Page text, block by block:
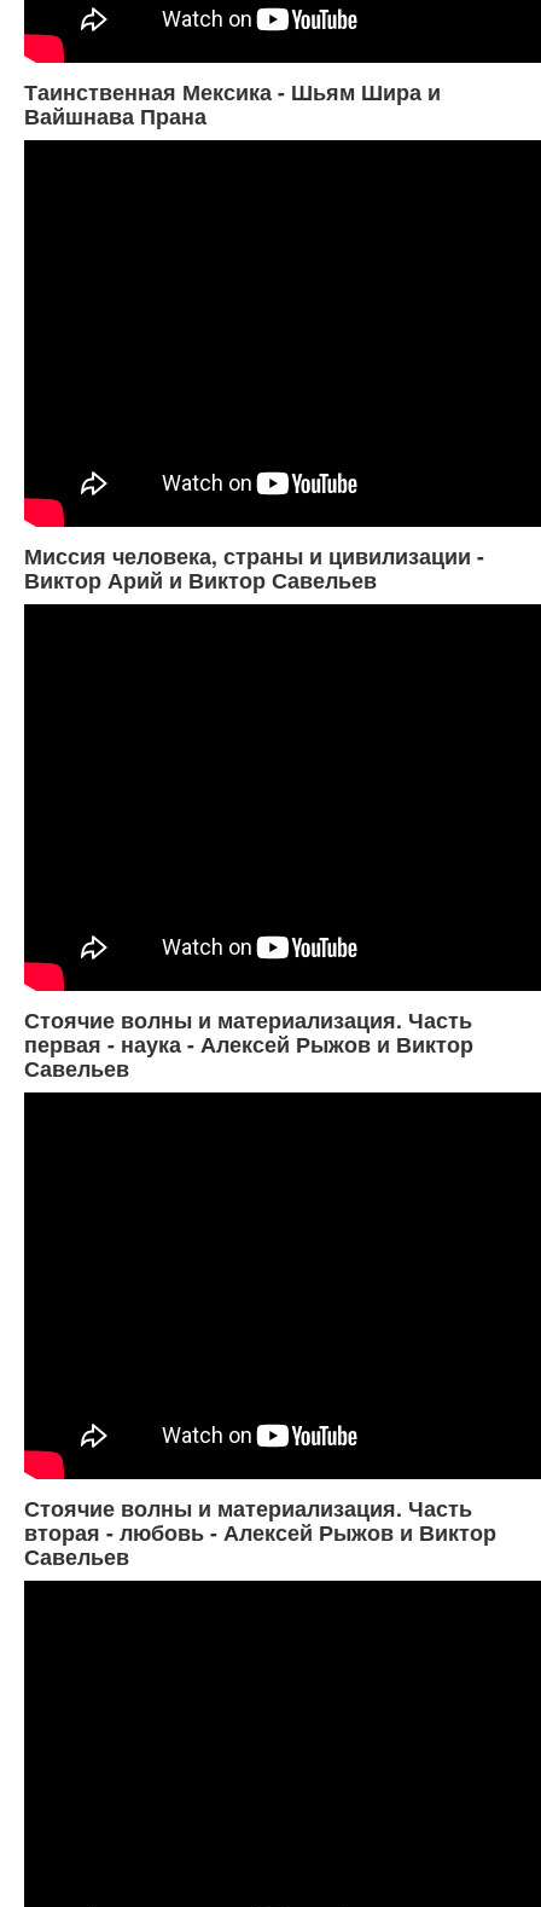
Таинственная Мексика - Шьям Шира и
Вайшнава Прана
Миссия человека, страны и цивилизации -
Виктор Арий и Виктор Савельев
Стоячие волны и материализация. Часть
первая - наука - Алексей Рыжов и Виктор
Савельев
Стоячие волны и материализация. Часть
вторая - любовь - Алексей Рыжов и Виктор
Савельев